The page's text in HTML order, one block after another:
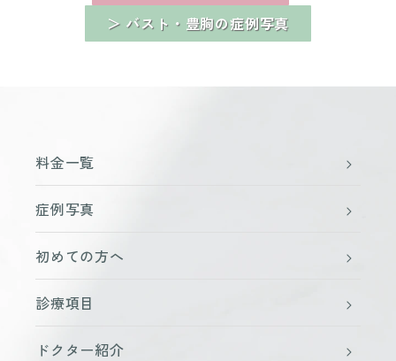
＞ バスト・豊胸の症例写真
料金一覧
症例写真
初めての方へ
診療項目
ドクター紹介